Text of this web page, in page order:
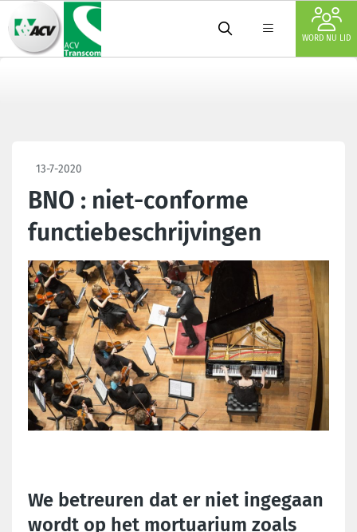
WORD NU LID
13-7-2020
BNO : niet-conforme
functiebeschrijvingen
We betreuren dat er niet ingegaan
wordt op het mortuarium zoals